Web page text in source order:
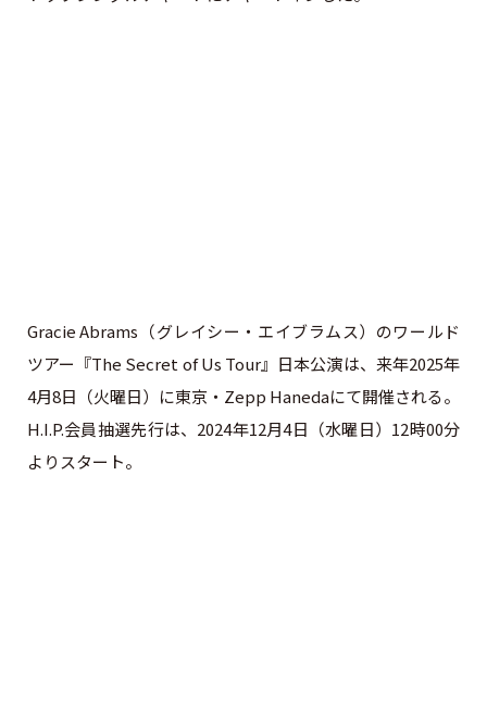
Gracie Abrams（グレイシー・エイブラムス）のワールド
ツアー『The Secret of Us Tour』日本公演は、来年2025年
4月8日（火曜日）に東京・Zepp Hanedaにて開催される。
H.I.P.会員抽選先行は、2024年12月4日（水曜日）12時00分
よりスタート。